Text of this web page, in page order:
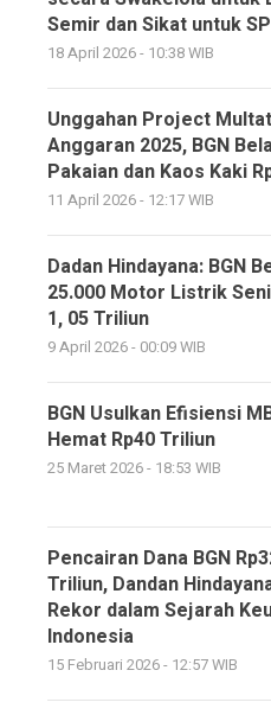
Semir dan Sikat untuk
18 April 2026 - 10:38 WIB
Unggahan Project
Anggaran 2025, BGN
Pakaian dan Kaos Kaki
11 April 2026 - 12:17 WIB
Dadan Hindayana: BGN
25.000 Motor Listrik
1, 05 Triliun
9 April 2026 - 00:09 WIB
BGN Usulkan Efisiensi
Hemat Rp40 Triliun
25 Maret 2026 - 18:53 WIB
Pencairan Dana BGN
Triliun, Dandan
Rekor dalam Sejarah
Indonesia
15 Februari 2026 - 12:57 WIB